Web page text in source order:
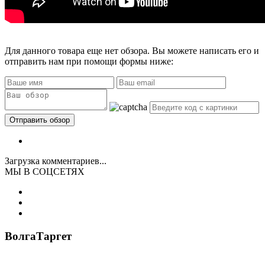
Для данного товара еще нет обзора. Вы можете написать его и
отправить нам при помощи формы ниже:
Загрузка комментариев...
МЫ В СОЦСЕТЯХ
ВолгаТаргет